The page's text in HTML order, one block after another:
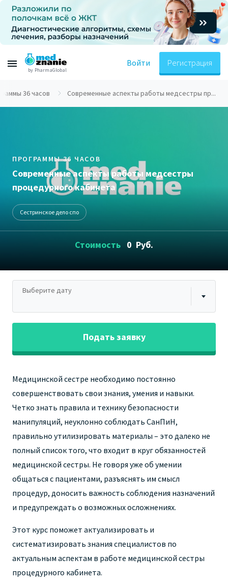
by PharmaGlobal
Войти Регистрация
36 часов Современные аспекты работы медсестры пр...
ПРОГРАММЫ 36 ЧАСОВ
Современные аспекты работы медсестры
процедурного кабинета
Сестринское дело спо
Стоимость 0 Руб.
Выберите дату
Подать заявку
Медицинской сестре необходимо постоянно
совершенствовать свои знания, умения и навыки.
Четко знать правила и технику безопасности
манипуляций, неуклонно соблюдать СанПиН,
правильно утилизировать материалы – это далеко не
полный список того, что входит в круг обязанностей
медицинской сестры. Не говоря уже об умении
общаться с пациентами, разъяснять им смысл
процедур, доносить важность соблюдения назначений
и предупреждать о возможных осложнениях.
Этот курс поможет актуализировать и
систематизировать знания специалистов по
актуальным аспектам в работе медицинской сестры
процедурного кабинета.